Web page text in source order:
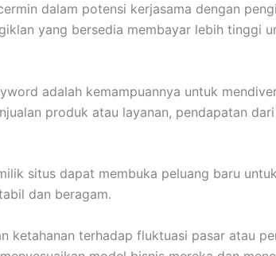
dalam potensi kerjasama dengan
yang bersedia membayar lebih tinggi
adalah kemampuannya untuk
produk atau layanan, pendapatan
situs dapat membuka peluang baru
dan beragam.
ketahanan terhadap fluktuasi pasar atau